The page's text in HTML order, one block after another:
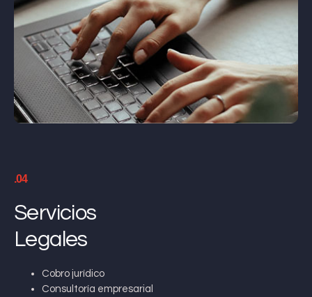
.04
Servicios
Legales
Cobro jurídico
Consultoría empresarial